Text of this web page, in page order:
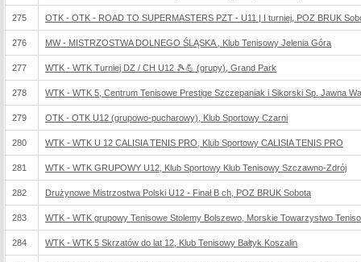
275 OTK - OTK - ROAD TO SUPERMASTERS PZT - U11 | I turniej, POZ BRUK
276 MW - MISTRZOSTWA DOLNEGO ŚLĄSKA , Klub Tenisowy Jelenia Góra
277 WTK - WTK Turniej DZ / CH U12 🎾💪 (grupy), Grand Park
278 WTK - WTK 5, Centrum Tenisowe Prestige Szczepaniak i Sikorski Sp. Jawna
279 OTK - OTK U12 (grupowo-pucharowy), Klub Sportowy Czarni
280 WTK - WTK U 12 CALISIA TENIS PRO, Klub Sportowy CALISIA TENIS PRO
281 WTK - WTK GRUPOWY U12, Klub Sportowy Klub Tenisowy Szczawno-Zdrój
282 Drużynowe Mistrzostwa Polski U12 - Finał B ch, POZ BRUK Sobota
283 WTK - WTK grupowy Tenisowe Stolemy Bolszewo, Morskie Towarzystwo
284 WTK - WTK 5 Skrzatów do lat 12, Klub Tenisowy Bałtyk Koszalin